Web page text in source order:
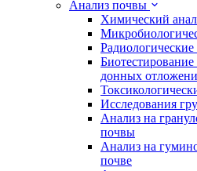
Анализ почвы
Химический
донных
Исследования
Анализ на
почвы
Анализ на
почве